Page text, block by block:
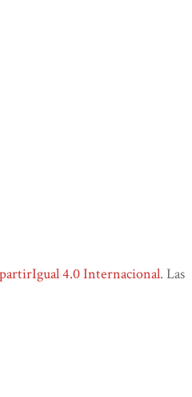
4.0 Internacional. Las